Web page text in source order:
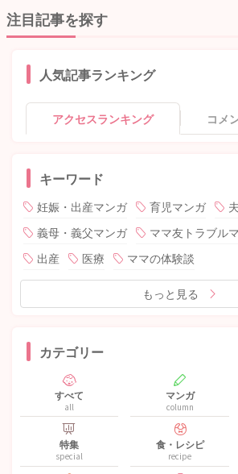
注目記事を探す
人気記事ランキング
アクセスランキング コメ
キーワード
妊娠・出産マンガ 育児マンガ
義母・義父マンガ
ママ友トラブル
出産
医療 ママの体験談
もっと見る
カテゴリー
すべて
all
マンガ
column
特集
special
食・レシピ
recipe